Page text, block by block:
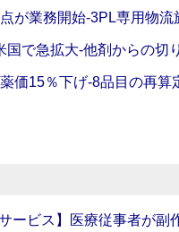
が業務開始‐3PL専用物流
国で急拡大‐他剤からの切
価15％下げ‐8品目の再算
ービス】医療従事者が副